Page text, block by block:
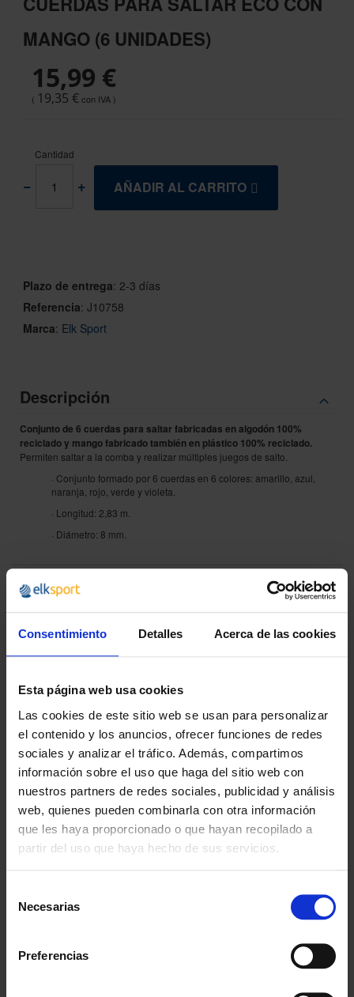
Consentimiento Detalles Acerca de las cookies
Esta página web usa cookies
Las cookies de este sitio web se usan para personalizar
el contenido y los anuncios, ofrecer funciones de redes
sociales y analizar el tráfico. Además, compartimos
información sobre el uso que haga del sitio web con
nuestros partners de redes sociales, publicidad y análisis
web, quienes pueden combinarla con otra información
que les haya proporcionado o que hayan recopilado a
partir del uso que haya hecho de sus servicios.
Necesarias
Preferencias
the
images
gallery
MANGO (6 UNIDADES)
15,99 €
19,35 €
Cantidad
AÑADIR AL CARRITO
Plazo de entrega: 2-3 días
Referencia: J10758
Marca: Elk Sport
Descripción
Conjunto de 6 cuerdas para saltar fabricadas en algodón 100%
recicladoy mango fabricado también en plástico 100% reciclado.
Permiten saltar a la comba y realizar múltiples juegos de salto.
· Conjunto formado por 6 cuerdas en 6 colores: amarillo, azul,
naranja, rojo, verde y violeta.
· Longitud: 2,83 m.
· Diámetro: 8 mm.
¿POR QUÉ ELEGIRNOS?
Desde 1988
Descubre nuestras ventajas
Envío gratis
A partir de 100€
Garantía
En cambio y devolución